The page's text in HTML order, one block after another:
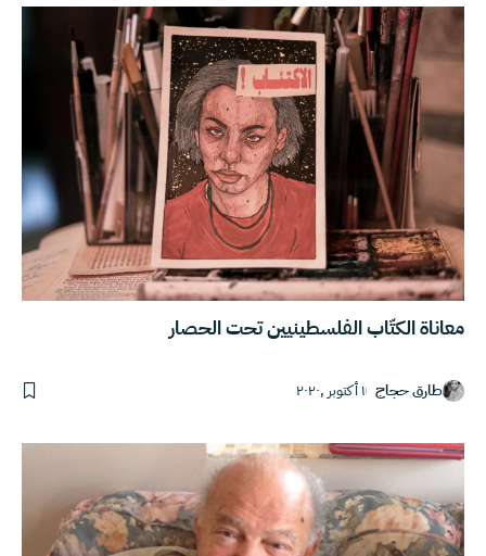
معاناة الكتّاب الفلسطينيين تحت الحصار
طارق حجاج ١ أكتوبر ,٢٠٢٠